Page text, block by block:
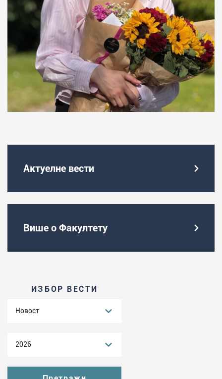
ИЗБОР ВЕСТИ
Новост
2026
Актуелне вести
Више о Факултету